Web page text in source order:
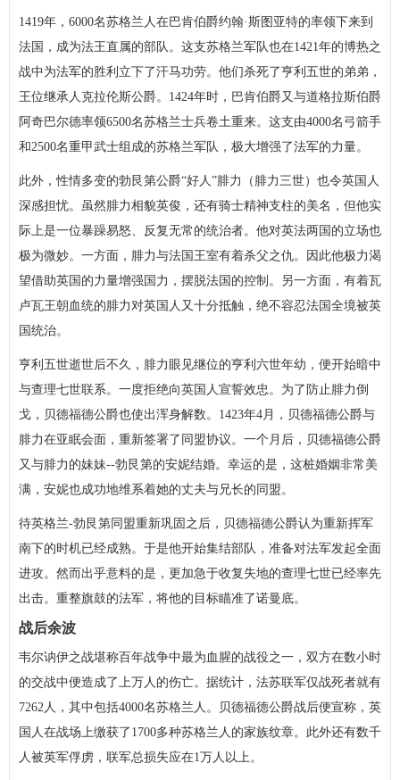
1419年，6000名苏格兰人在巴肯伯爵约翰·斯图亚特的率领下来到
法国，成为法王直属的部队。这支苏格兰军队也在1421年的博热之
战中为法军的胜利立下了汗马功劳。他们杀死了亨利五世的弟弟，
王位继承人克拉伦斯公爵。1424年时，巴肯伯爵又与道格拉斯伯爵
阿奇巴尔德率领6500名苏格兰士兵卷土重来。这支由4000名弓箭手
和2500名重甲武士组成的苏格兰军队，极大增强了法军的力量。
此外，性情多变的勃艮第公爵“好人”腓力（腓力三世）也令英国人
深感担忧。虽然腓力相貌英俊，还有骑士精神支柱的美名，但他实
际上是一位暴躁易怒、反复无常的统治者。他对英法两国的立场也
极为微妙。一方面，腓力与法国王室有着杀父之仇。因此他极力渴
望借助英国的力量增强国力，摆脱法国的控制。另一方面，有着瓦
卢瓦王朝血统的腓力对英国人又十分抵触，绝不容忍法国全境被英
国统治。
亨利五世逝世后不久，腓力眼见继位的亨利六世年幼，便开始暗中
与查理七世联系。一度拒绝向英国人宣誓效忠。为了防止腓力倒
戈，贝德福德公爵也使出浑身解数。1423年4月，贝德福德公爵与
腓力在亚眠会面，重新签署了同盟协议。一个月后，贝德福德公爵
又与腓力的妹妹--勃艮第的安妮结婚。幸运的是，这桩婚姻非常美
满，安妮也成功地维系着她的丈夫与兄长的同盟。
待英格兰-勃艮第同盟重新巩固之后，贝德福德公爵认为重新挥军
南下的时机已经成熟。于是他开始集结部队，准备对法军发起全面
进攻。然而出乎意料的是，更加急于收复失地的查理七世已经率先
出击。重整旗鼓的法军，将他的目标瞄准了诺曼底。
战后余波
韦尔讷伊之战堪称百年战争中最为血腥的战役之一，双方在数小时
的交战中便造成了上万人的伤亡。据统计，法苏联军仅战死者就有
7262人，其中包括4000名苏格兰人。贝德福德公爵战后便宣称，英
国人在战场上缴获了1700多种苏格兰人的家族纹章。此外还有数千
人被英军俘虏，联军总损失应在1万人以上。